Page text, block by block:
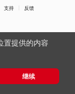
支持 反馈
置提供的内容
继续